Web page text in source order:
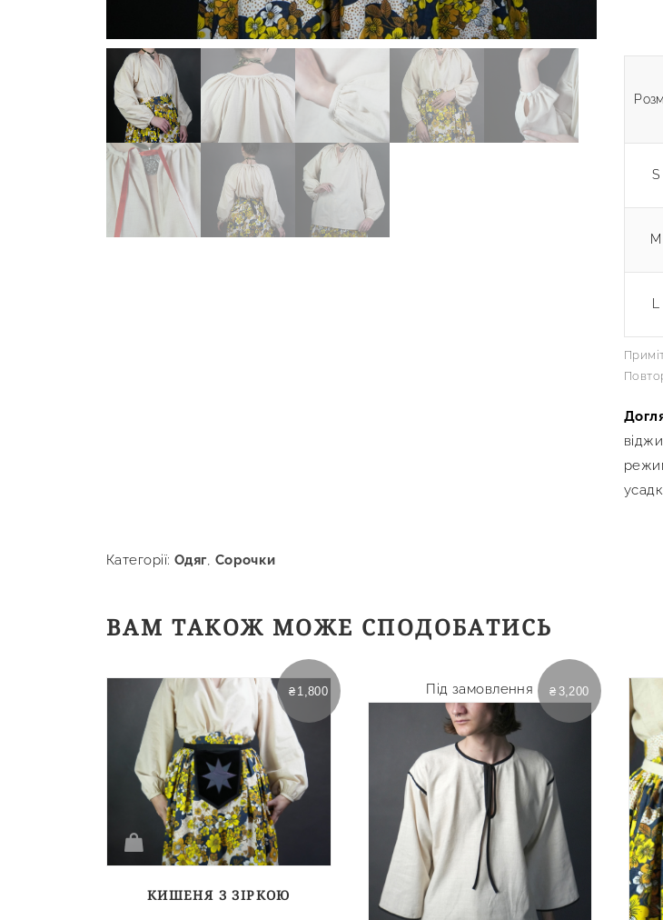
S
M
Категорії: Одяг, Сорочки
ВАМ ТАКОЖ МОЖЕ СПОДОБАТИСЬ
₴ 1,800
КИШЕНЯ З ЗІРКОЮ
₴ 3,200
Під замовлення